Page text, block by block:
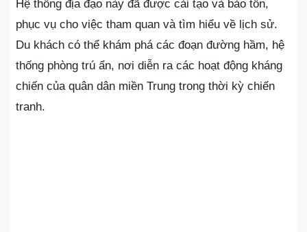
Hệ thống địa đạo này đã được cải tạo và bảo tồn,
phục vụ cho việc tham quan và tìm hiểu về lịch sử.
Du khách có thể khám phá các đoạn đường hầm, hệ
thống phòng trú ẩn, nơi diễn ra các hoạt động kháng
chiến của quân dân miền Trung trong thời kỳ chiến
tranh.